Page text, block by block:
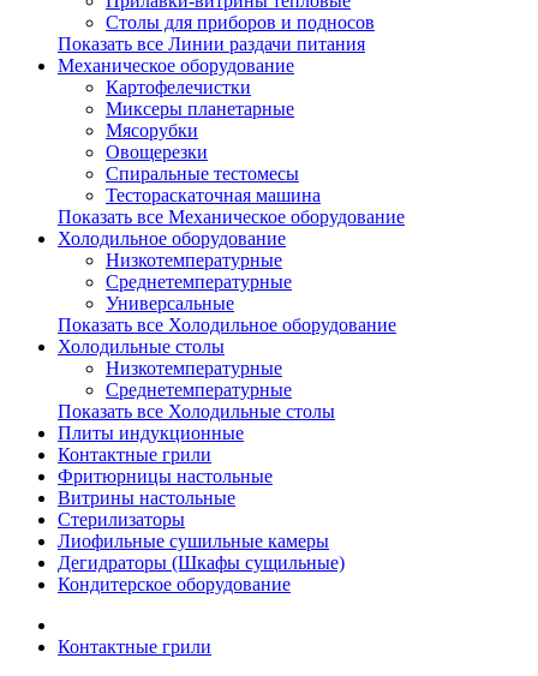
Столы для приборов и подносов
Показать все Линии раздачи питания
Механическое оборудование
Картофелечистки
Миксеры планетарные
Мясорубки
Овощерезки
Спиральные тестомесы
Тестораскаточная машина
Показать все Механическое оборудование
Холодильное оборудование
Низкотемпературные
Среднетемпературные
Универсальные
Показать все Холодильное оборудование
Холодильные столы
Низкотемпературные
Среднетемпературные
Показать все Холодильные столы
Плиты индукционные
Контактные грили
Фритюрницы настольные
Витрины настольные
Стерилизаторы
Лиофильные сушильные камеры
Дегидраторы (Шкафы сущильные)
Кондитерское оборудование
Контактные грили